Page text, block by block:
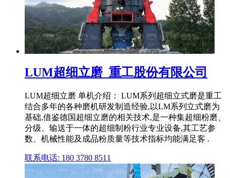
LUM超细立磨_重工股份有限公司
LUM超细立磨 单机介绍： LUM系列超细立式磨是重工
结合多年的各种磨机研发制造经验,以LM系列立式磨为
基础,借鉴德国超细立磨的相关技术,是一种集超细粉磨、
分级、输送于一体的超细制粉行业专业设备,其工艺参
数、机械性能及成品粉质量等技术指标均能满足客 .
联系电话: 180 3780 8511